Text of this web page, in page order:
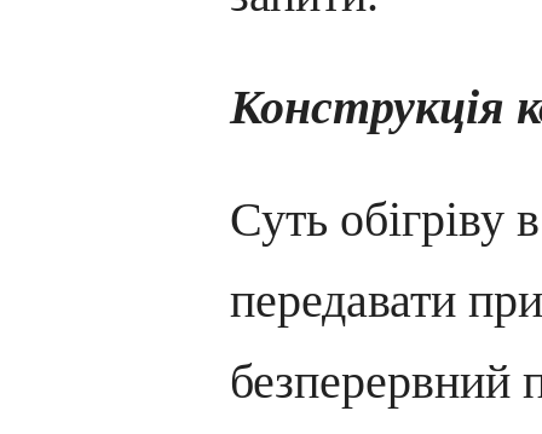
Конструкція
Суть обігріву
передавати
безперервний